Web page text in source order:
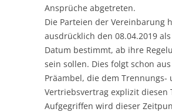
Ansprüche abgetreten.
Die Parteien der Vereinbarung
ausdrücklich den 08.04.2019
Datum bestimmt, ab ihre
sein sollen. Dies folgt schon
Präambel, die dem Trennungs-
Vertriebsvertrag explizit diesen
Aufgegriffen wird dieser